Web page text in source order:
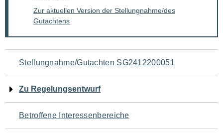
Zur aktuellen Version der Stellungnahme/des
Gutachtens
Navigation
für
den
Seiteninhalt
Stellungnahme/Gutachten SG2412200051
Zu Regelungsentwurf
Betroffene Interessenbereiche